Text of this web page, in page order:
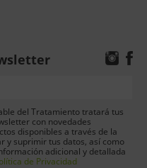
del Tratamiento tratará tus
con novedades
disponibles a través de la
y suprimir tus datos, así como
adicional y detallada
de Privacidad